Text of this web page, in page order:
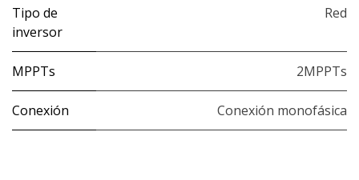
Tipo de
inversor
Red
MPPTs 2MPPTs
Conexión Conexión monofásica